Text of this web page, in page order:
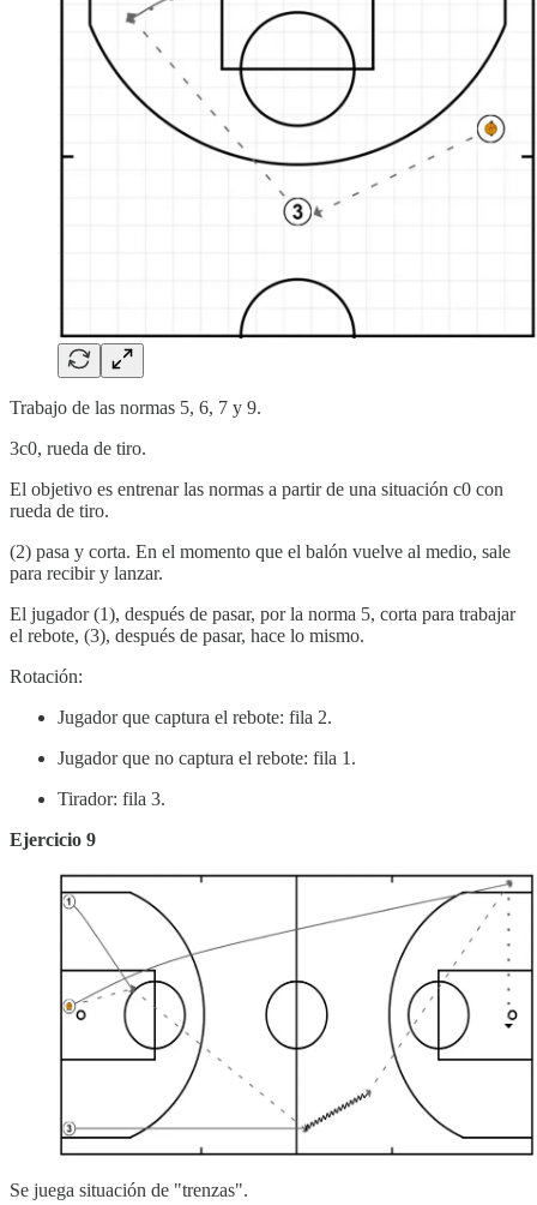
Trabajo de las normas 5, 6, 7 y 9.
3c0, rueda de tiro.
El objetivo es entrenar las normas a partir de una situación c0 con
rueda de tiro.
(2) pasa y corta. En el momento que el balón vuelve al medio, sale
para recibir y lanzar.
El jugador (1), después de pasar, por la norma 5, corta para trabajar
el rebote, (3), después de pasar, hace lo mismo.
Rotación:
Jugador que captura el rebote: fila 2.
Jugador que no captura el rebote: fila 1.
Tirador: fila 3.
Ejercicio 9
Se juega situación de "trenzas".